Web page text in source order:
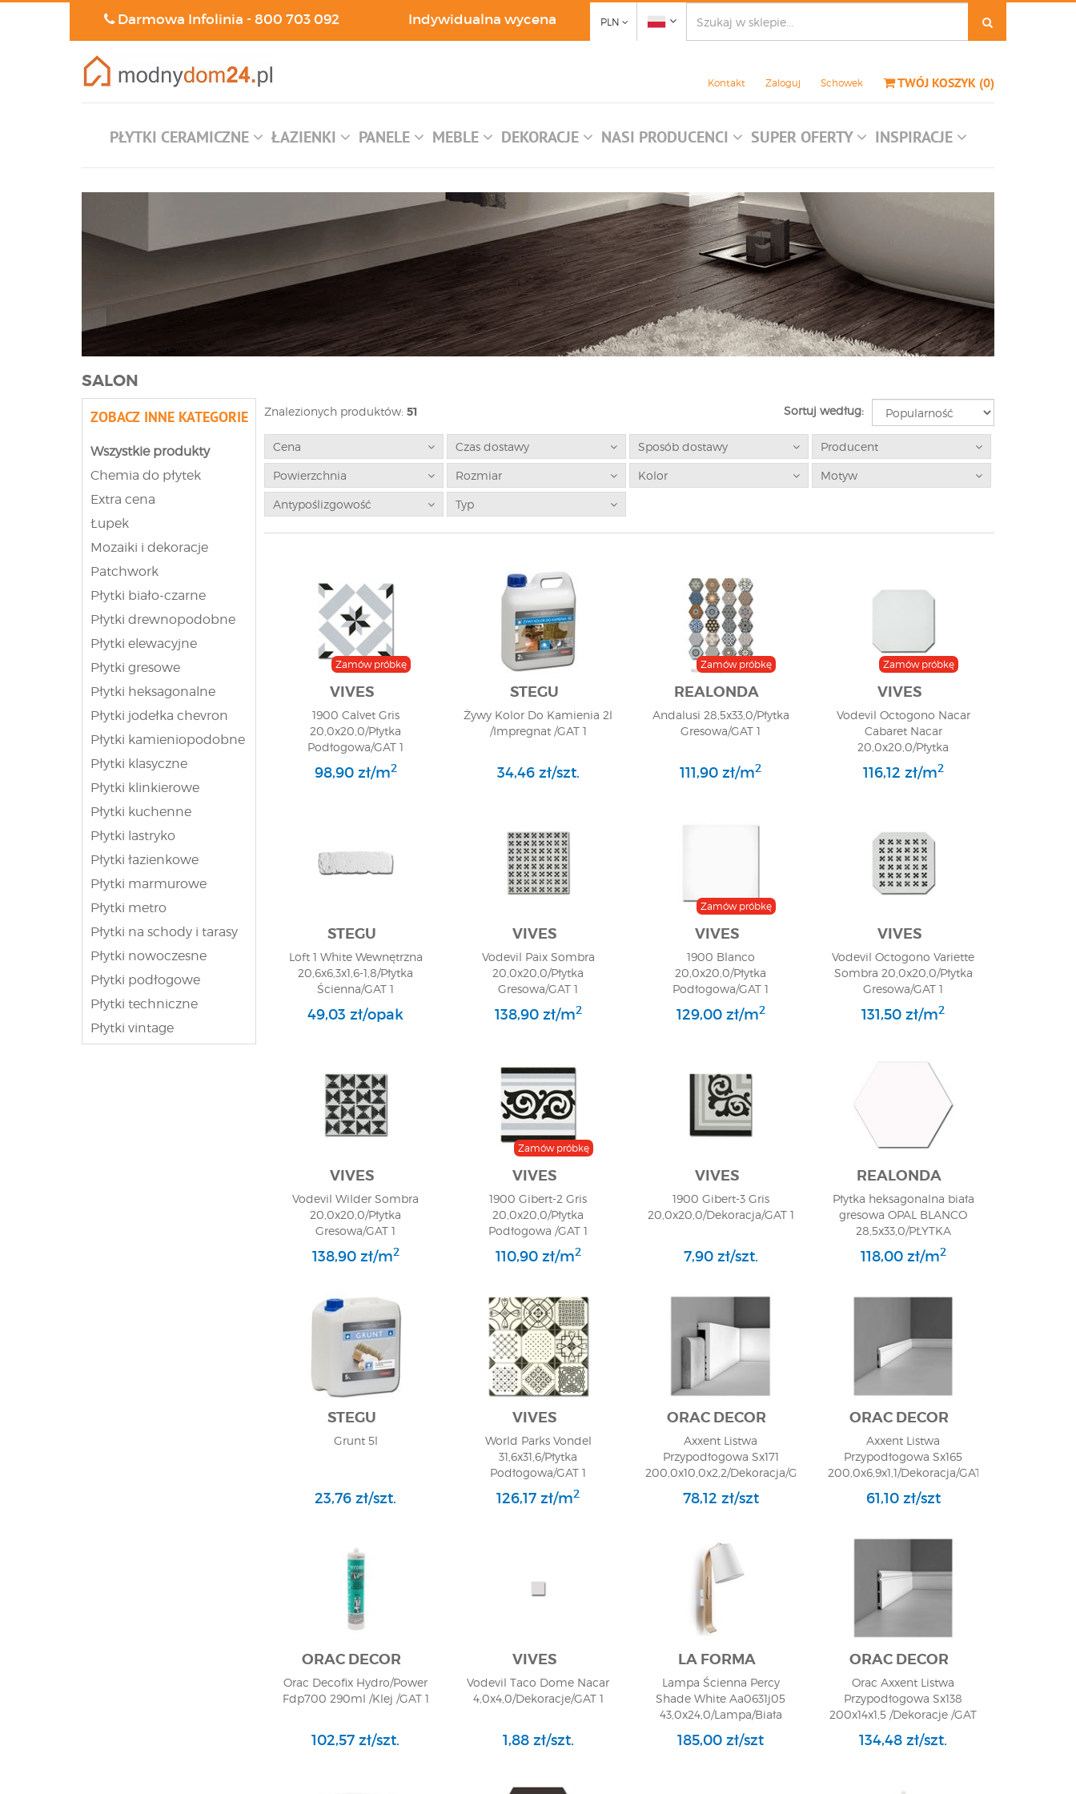
Darmowa Infolinia -800 703 092 Indywidualna wycena PLN
Kontakt Zaloguj Schowek TWÓJ KOSZYK (0)
PŁYTKI CERAMICZNE ŁAZIENKI PANELE MEBLE DEKORACJE NASI PRODUCENCI SUPER OFERTY INSPIRACJE
SALON
ZOBACZ INNE KATEGORIE
Wszystkie produkty
Chemia do płytek
Extra cena
Łupek
Mozaiki i dekoracje
Patchwork
Płytki biało-czarne
Płytki drewnopodobne
Płytki elewacyjne
Płytki gresowe
Płytki heksagonalne
Płytki jodełka chevron
Płytki kamieniopodobne
Płytki klasyczne
Płytki klinkierowe
Płytki kuchenne
Płytki lastryko
Płytki łazienkowe
Płytki marmurowe
Płytki metro
Płytki na schody i tarasy
Płytki nowoczesne
Płytki podłogowe
Płytki techniczne
Płytki vintage
Znalezionych produktów: 51 Sortuj według:
Cena Czas dostawy Sposób dostawy Producent
Powierzchnia Rozmiar Kolor Motyw
Antypoślizgowość Typ
Zamów próbkę
VIVES
1900 Calvet Gris
20,0x20,0/Płytka
Podłogowa/GAT 1
98,90 zł/m2
STEGU
Żywy Kolor Do Kamienia 2l
/Impregnat /GAT 1
34,46 zł/szt.
Zamów próbkę
REALONDA
Andalusi 28,5x33,0/Płytka
Gresowa/GAT 1
111,90 zł/m2
Zamów próbkę
VIVES
Vodevil Octogono Nacar
Cabaret Nacar
20,0x20,0/Płytka
Gresowa/GAT 1
116,12 zł/m2
STEGU
Loft 1 White Wewnętrzna
20,6x6,3x1,6-1,8/Płytka
Ścienna/GAT 1
49,03 zł/opak
VIVES
Vodevil Paix Sombra
20,0x20,0/Płytka
Gresowa/GAT 1
138,90 zł/m2
Zamów próbkę
VIVES
1900 Blanco
20,0x20,0/Płytka
Podłogowa/GAT 1
129,00 zł/m2
VIVES
Vodevil Octogono Variette
Sombra 20,0x20,0/Płytka
Gresowa/GAT 1
131,50 zł/m2
VIVES
Vodevil Wilder Sombra
20,0x20,0/Płytka
Gresowa/GAT 1
138,90 zł/m2
Zamów próbkę
VIVES
1900 Gibert-2 Gris
20,0x20,0/Płytka
Podłogowa /GAT 1
110,90 zł/m2
VIVES
1900 Gibert-3 Gris
20,0x20,0/Dekoracja/GAT 1
7,90 zł/szt.
REALONDA
Płytka heksagonalna biała
gresowa OPAL BLANCO
28,5x33,0/PŁYTKA
GRESOWA/GAT 1
118,00 zł/m2
STEGU
Grunt 5l
23,76 zł/szt.
VIVES
World Parks Vondel
31,6x31,6/Płytka
Podłogowa/GAT 1
126,17 zł/m2
ORAC DECOR
Axxent Listwa
Przypodłogowa Sx171
200,0x10,0x2,2/Dekoracja/GAT
78,12 zł/szt
ORAC DECOR
Axxent Listwa
Przypodłogowa Sx165
200,0x6,9x1,1/Dekoracja/GAT
61,10 zł/szt
ORAC DECOR
Orac Decofix Hydro/Power
Fdp700 290ml /Klej /GAT 1
102,57 zł/szt.
VIVES
Vodevil Taco Dome Nacar
4,0x4,0/Dekoracje/GAT 1
1,88 zł/szt.
LA FORMA
Lampa Ścienna Percy
Shade White Aa0631j05
43,0x24,0/Lampa/Biała
185,00 zł/szt
ORAC DECOR
Orac Axxent Listwa
Przypodłogowa Sx138
200x14x1,5 /Dekoracje /GAT
134,48 zł/szt.